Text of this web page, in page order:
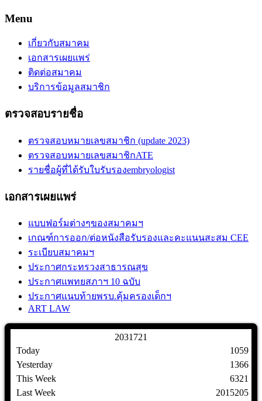
Menu
เกี่ยวกับสมาคม
เอกสารเผยแพร่
ติดต่อสมาคม
บริการข้อมูลสมาชิก
ตรวจสอบรายชื่อ
ตรวจสอบหมายเลขสมาชิก (update 2023)
ตรวจสอบหมายเลขสมาชิกATE
รายชื่อผู้ที่ได้รับใบรับรองembryologist
เอกสารเผยแพร่
แบบฟอร์มต่างๆของสมาคมฯ
เกณฑ์การออก/ต่อหนังสือรับรองและคะแนนสะสม CEE
ระเบียบสมาคมฯ
ประกาศกระทรวงสาธารณสุข
ประกาศแพทยสภาฯ 10 ฉบับ
ประกาศแนบท้ายพรบ.คุ้มครองเด็กฯ
ART LAW
2031 721
Today
Yesterday
This Week
Last Week
1059
1366
6321
2015205